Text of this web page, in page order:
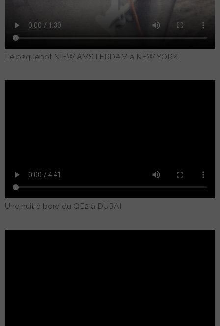
Le paquebot NIEW AMSTERDAM à NEW YORK
Une nuit à bord du QE2 à DUBAI